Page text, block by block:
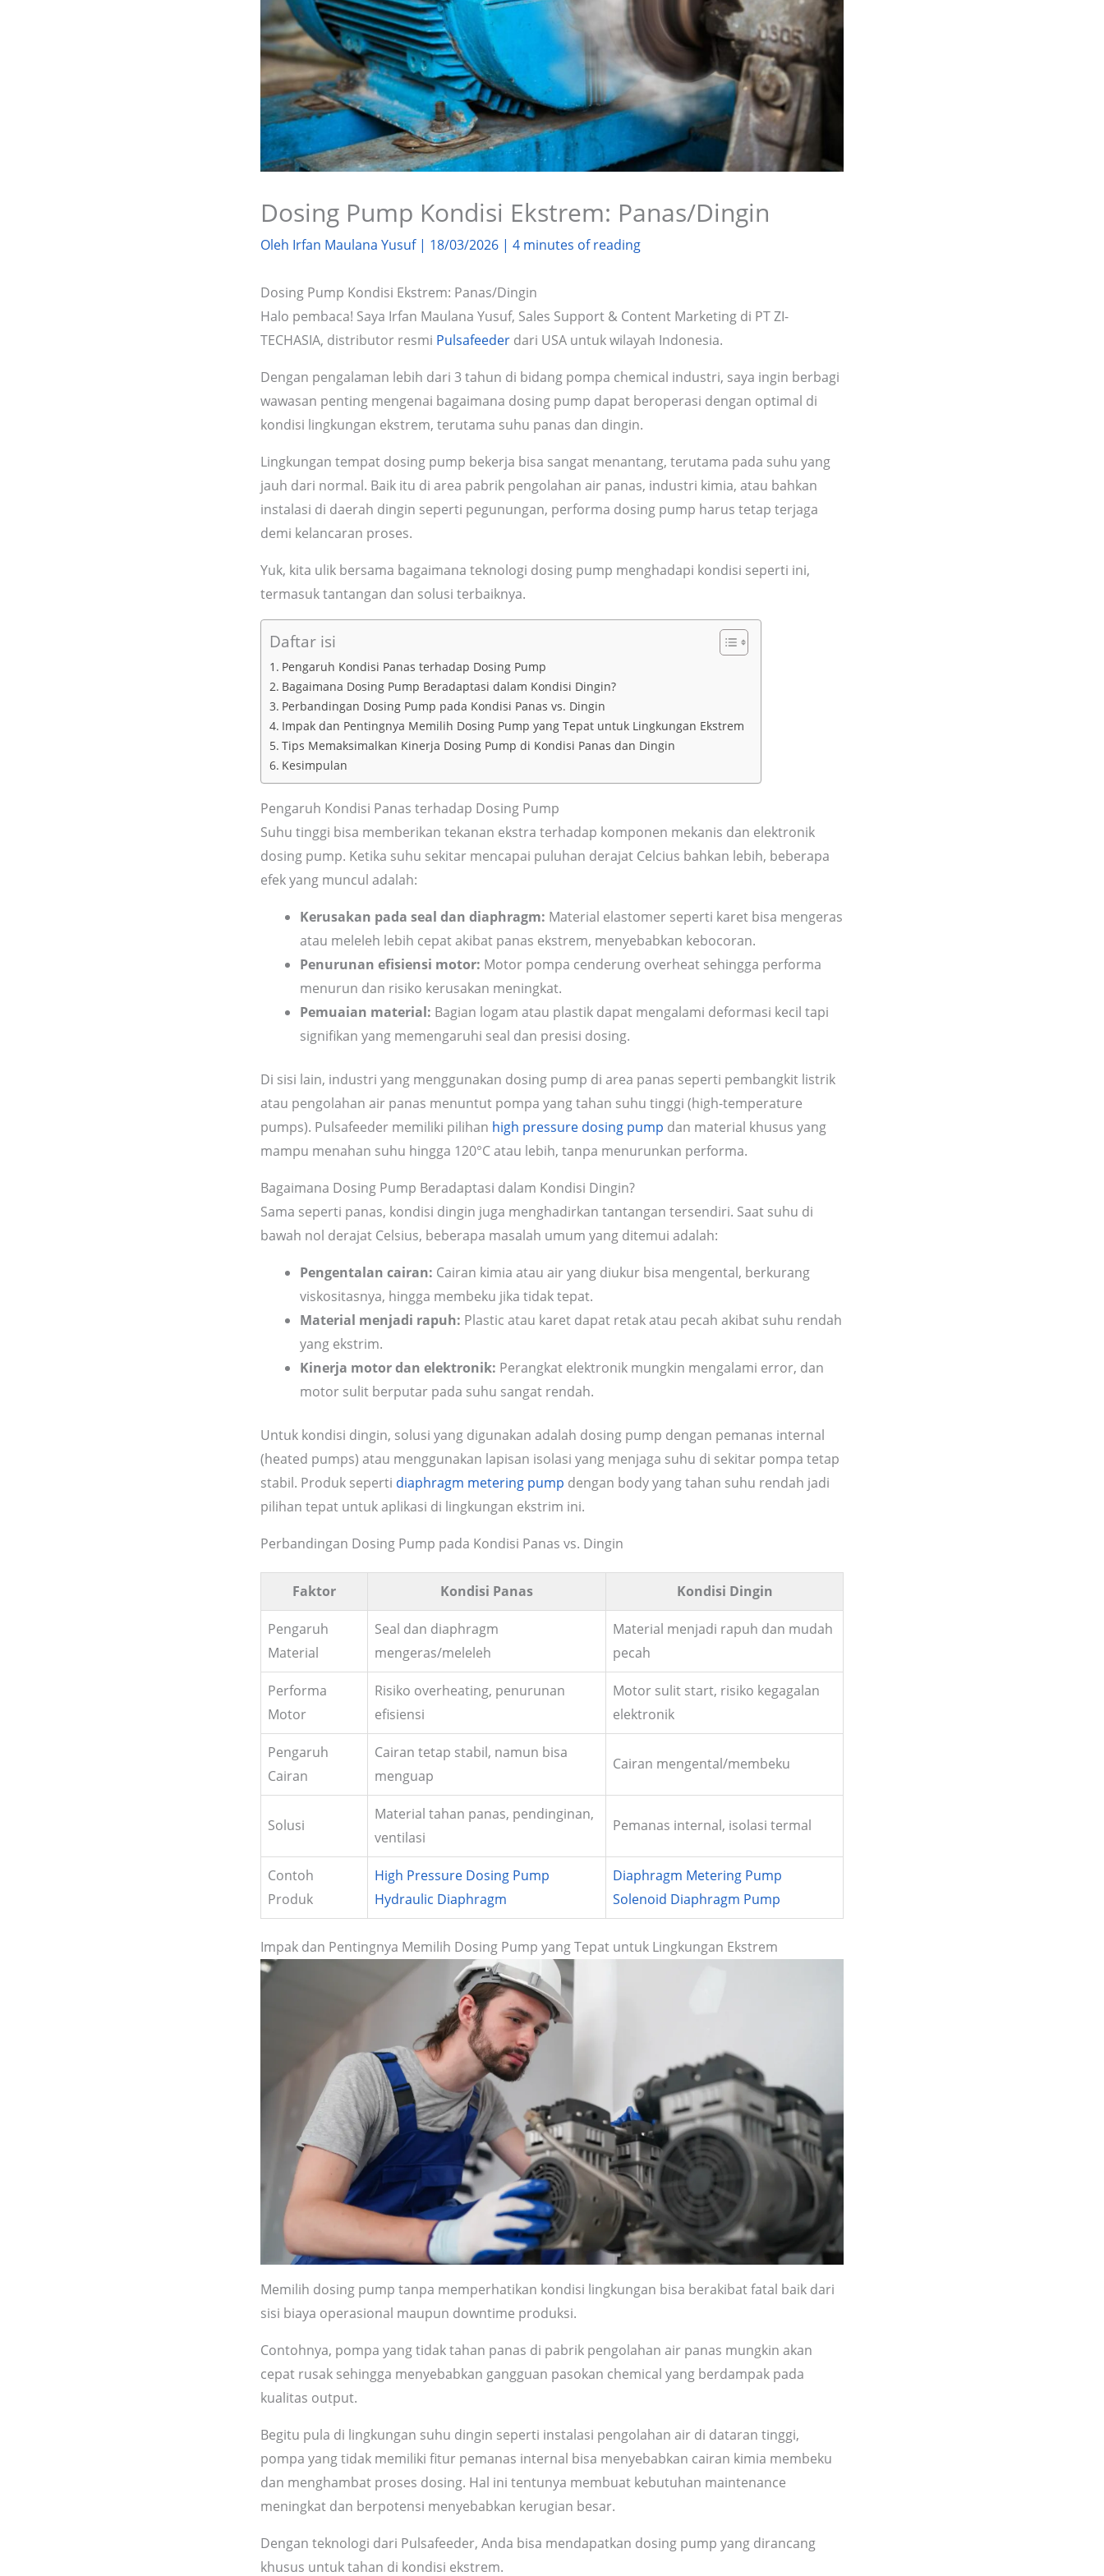
Dosing Pump Kondisi Ekstrem: Panas/Dingin
Oleh Irfan Maulana Yusuf | 18/03/2026 | 4 minutes of reading
Dosing Pump Kondisi Ekstrem: Panas/Dingin
Halo pembaca! Saya Irfan Maulana Yusuf, Sales Support & Content Marketing di PT ZI-
TECHASIA, distributor resmi Pulsafeeder dari USA untuk wilayah Indonesia.
Dengan pengalaman lebih dari 3 tahun di bidang pompa chemical industri, saya ingin berbagi
wawasan penting mengenai bagaimana dosing pump dapat beroperasi dengan optimal di
kondisi lingkungan ekstrem, terutama suhu panas dan dingin.
Lingkungan tempat dosing pump bekerja bisa sangat menantang, terutama pada suhu yang
jauh dari normal. Baik itu di area pabrik pengolahan air panas, industri kimia, atau bahkan
instalasi di daerah dingin seperti pegunungan, performa dosing pump harus tetap terjaga
demi kelancaran proses.
Yuk, kita ulik bersama bagaimana teknologi dosing pump menghadapi kondisi seperti ini,
termasuk tantangan dan solusi terbaiknya.
Daftar isi
Pengaruh Kondisi Panas terhadap Dosing Pump
Bagaimana Dosing Pump Beradaptasi dalam Kondisi Dingin?
Perbandingan Dosing Pump pada Kondisi Panas vs. Dingin
Impak dan Pentingnya Memilih Dosing Pump yang Tepat untuk Lingkungan Ekstrem
Tips Memaksimalkan Kinerja Dosing Pump di Kondisi Panas dan Dingin
Kesimpulan
Pengaruh Kondisi Panas terhadap Dosing Pump
Suhu tinggi bisa memberikan tekanan ekstra terhadap komponen mekanis dan elektronik
dosing pump. Ketika suhu sekitar mencapai puluhan derajat Celcius bahkan lebih, beberapa
efek yang muncul adalah:
Kerusakan pada seal dan diaphragm: Material elastomer seperti karet bisa mengeras
atau meleleh lebih cepat akibat panas ekstrem, menyebabkan kebocoran.
Penurunan efisiensi motor: Motor pompa cenderung overheat sehingga performa
menurun dan risiko kerusakan meningkat.
Pemuaian material: Bagian logam atau plastik dapat mengalami deformasi kecil tapi
signifikan yang memengaruhi seal dan presisi dosing.
Di sisi lain, industri yang menggunakan dosing pump di area panas seperti pembangkit listrik
atau pengolahan air panas menuntut pompa yang tahan suhu tinggi (high-temperature
pumps). Pulsafeeder memiliki pilihan high pressure dosing pump dan material khusus yang
mampu menahan suhu hingga 120°C atau lebih, tanpa menurunkan performa.
Bagaimana Dosing Pump Beradaptasi dalam Kondisi Dingin?
Sama seperti panas, kondisi dingin juga menghadirkan tantangan tersendiri. Saat suhu di
bawah nol derajat Celsius, beberapa masalah umum yang ditemui adalah:
Pengentalan cairan: Cairan kimia atau air yang diukur bisa mengental, berkurang
viskositasnya, hingga membeku jika tidak tepat.
Material menjadi rapuh: Plastic atau karet dapat retak atau pecah akibat suhu rendah
yang ekstrim.
Kinerja motor dan elektronik: Perangkat elektronik mungkin mengalami error, dan
motor sulit berputar pada suhu sangat rendah.
Untuk kondisi dingin, solusi yang digunakan adalah dosing pump dengan pemanas internal
(heated pumps) atau menggunakan lapisan isolasi yang menjaga suhu di sekitar pompa tetap
stabil. Produk seperti diaphragm metering pump dengan body yang tahan suhu rendah jadi
pilihan tepat untuk aplikasi di lingkungan ekstrim ini.
Perbandingan Dosing Pump pada Kondisi Panas vs. Dingin
Faktor Kondisi Panas Kondisi Dingin
Pengaruh
Material
Seal dan diaphragm
mengeras/meleleh
Material menjadi rapuh dan mudah
pecah
Performa
Motor
Risiko overheating, penurunan
efisiensi
Motor sulit start, risiko kegagalan
elektronik
Pengaruh
Cairan
Cairan tetap stabil, namun bisa
menguap
Cairan mengental/membeku
Solusi
Material tahan panas, pendinginan,
ventilasi
Pemanas internal, isolasi termal
Contoh
Produk
High Pressure Dosing Pump
Hydraulic Diaphragm
Diaphragm Metering Pump
Solenoid Diaphragm Pump
Impak dan Pentingnya Memilih Dosing Pump yang Tepat untuk Lingkungan Ekstrem
Memilih dosing pump tanpa memperhatikan kondisi lingkungan bisa berakibat fatal baik dari
sisi biaya operasional maupun downtime produksi.
Contohnya, pompa yang tidak tahan panas di pabrik pengolahan air panas mungkin akan
cepat rusak sehingga menyebabkan gangguan pasokan chemical yang berdampak pada
kualitas output.
Begitu pula di lingkungan suhu dingin seperti instalasi pengolahan air di dataran tinggi,
pompa yang tidak memiliki fitur pemanas internal bisa menyebabkan cairan kimia membeku
dan menghambat proses dosing. Hal ini tentunya membuat kebutuhan maintenance
meningkat dan berpotensi menyebabkan kerugian besar.
Dengan teknologi dari Pulsafeeder, Anda bisa mendapatkan dosing pump yang dirancang
khusus untuk tahan di kondisi ekstrem.